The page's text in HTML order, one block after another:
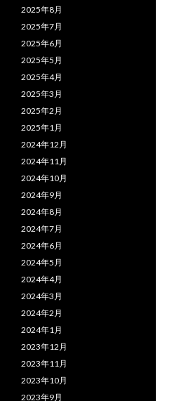
2025年8月
2025年7月
2025年6月
2025年5月
2025年4月
2025年3月
2025年2月
2025年1月
2024年12月
2024年11月
2024年10月
2024年9月
2024年8月
2024年7月
2024年6月
2024年5月
2024年4月
2024年3月
2024年2月
2024年1月
2023年12月
2023年11月
2023年10月
2023年9月